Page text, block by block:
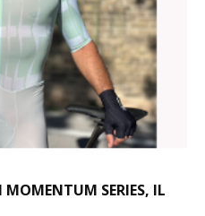
MOMENTUM SERIES, IL